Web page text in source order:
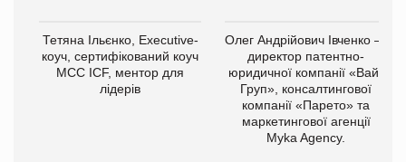
Тетяна Ільєнко, Executive-
коуч, сертифікований коуч
МСС ICF, ментор для
лідерів
Олег Андрійович Івченко —
директор патентно-
юридичної компанії «Вайз
Груп», консалтингової
компанії «Парето» та
маркетингової агенції
Myka Agency.